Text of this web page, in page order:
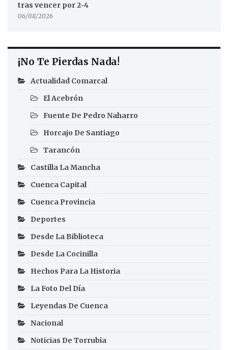
tras vencer por 2-4
06/08/2026
¡No Te Pierdas Nada!
Actualidad Comarcal
El Acebrón
Fuente De Pedro Naharro
Horcajo De Santiago
Tarancón
Castilla La Mancha
Cuenca Capital
Cuenca Provincia
Deportes
Desde La Biblioteca
Desde La Cocinilla
Hechos Para La Historia
La Foto Del Día
Leyendas De Cuenca
Nacional
Noticias De Torrubia